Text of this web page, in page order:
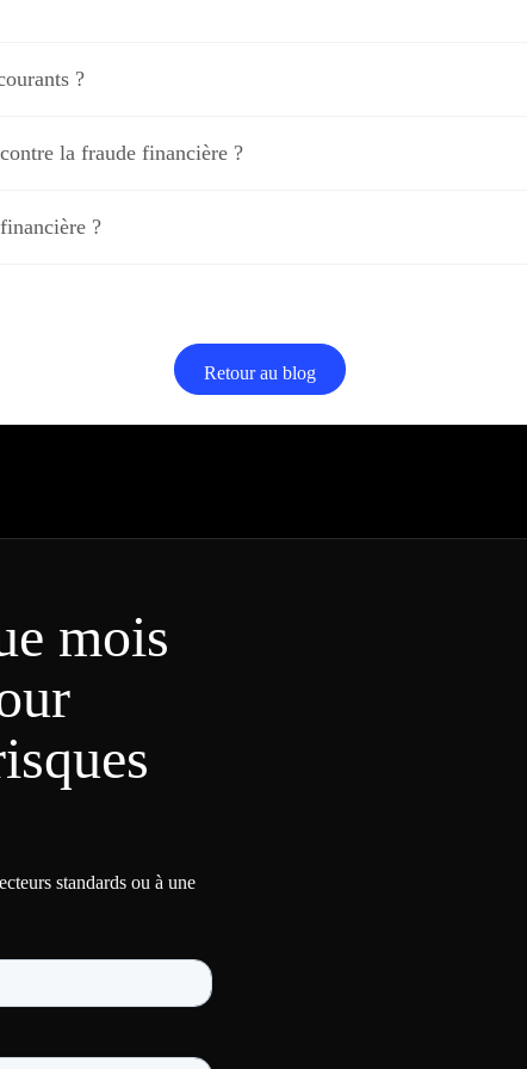
?
la fraude financière ?
?
Retour au blog
mois
standards ou à une